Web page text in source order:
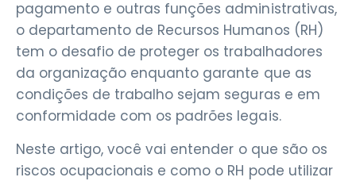
pagamento e outras funções administrativas,
o departamento de Recursos Humanos (RH)
tem o desafio de proteger os trabalhadores
da organização enquanto garante que as
condições de trabalho sejam seguras e em
conformidade com os padrões legais.
Neste artigo, você vai entender o que são os
riscos ocupacionais e como o RH pode utilizar